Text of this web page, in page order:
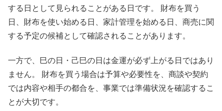
する日として見られることがある日です。 財布を買う
日、財布を使い始める日、家計管理を始める日、商売に関
する予定の候補として確認されることがあります。
一方で、巳の日・己巳の日は金運が必ず上がる日ではあり
ません。 財布を買う場合は予算や必要性を、商談や契約
では内容や相手の都合を、事業では準備状況を確認するこ
とが大切です。